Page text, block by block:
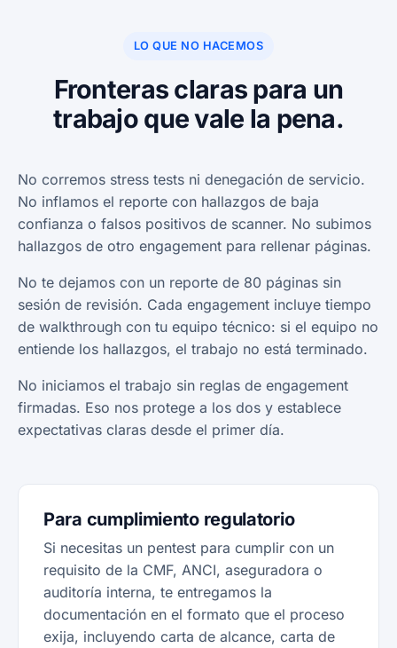
LO QUE NO HACEMOS
Fronteras claras para un
trabajo que vale la pena.
No corremos stress tests ni denegación de servicio.
No inflamos el reporte con hallazgos de baja
confianza o falsos positivos de scanner. No subimos
hallazgos de otro engagement para rellenar páginas.
No te dejamos con un reporte de 80 páginas sin
sesión de revisión. Cada engagement incluye tiempo
de walkthrough con tu equipo técnico: si el equipo no
entiende los hallazgos, el trabajo no está terminado.
No iniciamos el trabajo sin reglas de engagement
firmadas. Eso nos protege a los dos y establece
expectativas claras desde el primer día.
Para cumplimiento regulatorio
Si necesitas un pentest para cumplir con un
requisito de la CMF, ANCI, aseguradora o
auditoría interna, te entregamos la
documentación en el formato que el proceso
exija, incluyendo carta de alcance, carta de